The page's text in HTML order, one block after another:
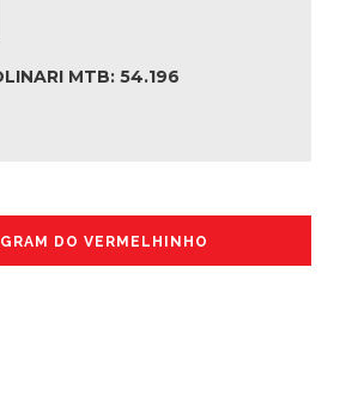
MTB: 54.196
DO VERMELHINHO